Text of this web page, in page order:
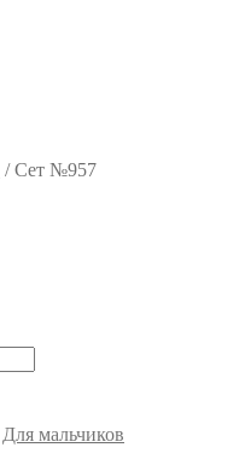
/Сет №957
Для мальчиков